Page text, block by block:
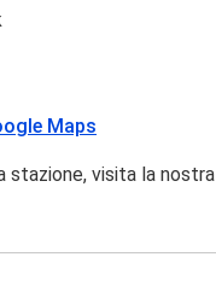
Maps
stazione, visita la nostra